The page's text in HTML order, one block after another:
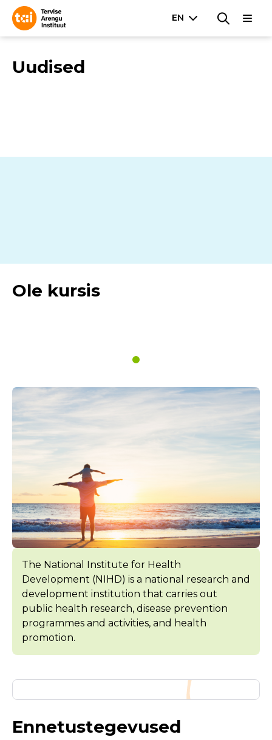
Uudised
Ole kursis
The National Institute for Health
Development (NIHD) is a national research and
development institution that carries out
public health research, disease prevention
programmes and activities, and health
promotion.
Ennetustegevused